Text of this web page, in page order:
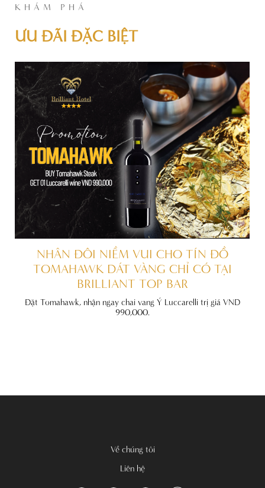
KHÁM PHÁ
ƯU ĐÃI ĐẶC BIỆT
NHÂN ĐÔI NIỀM VUI CHO TÍN ĐỒ
TOMAHAWK DÁT VÀNG CHỈ CÓ TẠI
BRILLIANT TOP BAR
Đặt Tomahawk, nhận ngay chai vang Ý Luccarelli trị giá VND
990,000.
Về chúng tôi
Liên hệ